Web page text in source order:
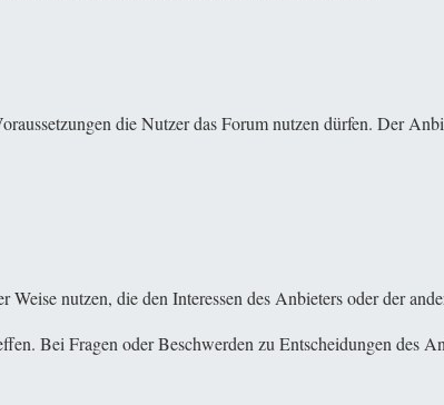
die Nutzer das Forum nutzen dürfen. Der
nutzen, die den Interessen des Anbieters oder der
Bei Fragen oder Beschwerden zu Entscheidungen des